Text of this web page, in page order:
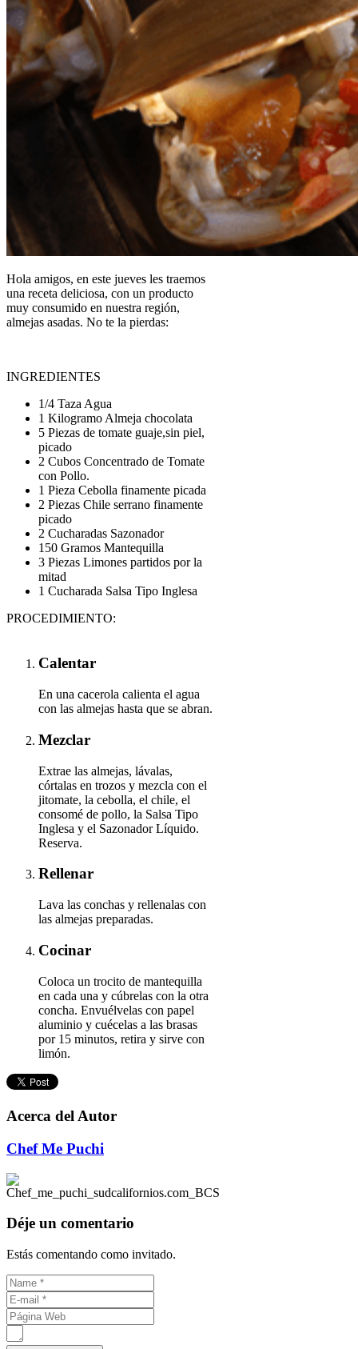
Hola amigos, en este jueves les traemos
una receta deliciosa, con un producto
muy consumido en nuestra región,
almejas asadas. No te la pierdas:
INGREDIENTES
1/4 Taza Agua
1 Kilogramo Almeja chocolata
5 Piezas de tomate guaje,sin piel,
picado
2 Cubos Concentrado de Tomate
con Pollo.
1 Pieza Cebolla finamente picada
2 Piezas Chile serrano finamente
picado
2 Cucharadas Sazonador
150 Gramos Mantequilla
3 Piezas Limones partidos por la
mitad
1 Cucharada Salsa Tipo Inglesa
PROCEDIMIENTO:
Calentar
En una cacerola calienta el agua
con las almejas hasta que se abran.
Mezclar
Extrae las almejas, lávalas,
córtalas en trozos y mezcla con el
jitomate, la cebolla, el chile, el
consomé de pollo, la Salsa Tipo
Inglesa y el Sazonador Líquido.
Reserva.
Rellenar
Lava las conchas y rellenalas con
las almejas preparadas.
Cocinar
Coloca un trocito de mantequilla
en cada una y cúbrelas con la otra
concha. Envuélvelas con papel
aluminio y cuécelas a las brasas
por 15 minutos, retira y sirve con
limón.
Acerca del Autor
Chef Me Puchi
Déje un comentario
Estás comentando como invitado.